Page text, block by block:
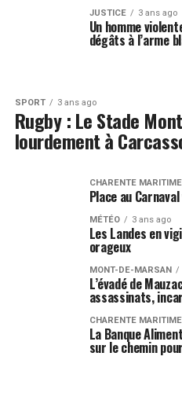
JUSTICE 3 ans ago
Un homme
dégâts à l’arme
SPORT 3 ans ago
Rugby : Le Stade
lourdement à
CHARENTE MARITIME
Place au
MÉTÉO 3 ans ago
Les Landes en
orageux
MONT-DE-MARSAN
L’évadé de
assassinats,
CHARENTE MARITIME
La Banque
sur le chemin